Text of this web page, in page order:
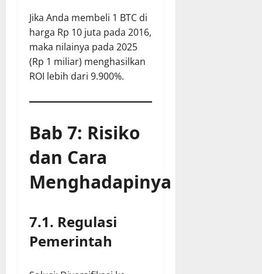
Jika Anda membeli 1 BTC di
harga Rp 10 juta pada 2016,
maka nilainya pada 2025
(Rp 1 miliar) menghasilkan
ROI lebih dari 9.900%.
Bab 7: Risiko
dan Cara
Menghadapinya
7.1. Regulasi
Pemerintah